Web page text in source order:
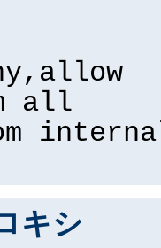
all
キシ